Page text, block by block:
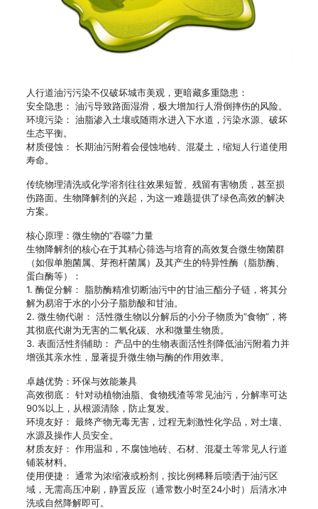
人行道油污污染不仅破坏城市美观，更暗藏多重隐患：
安全隐患： 油污导致路面湿滑，极大增加行人滑倒摔伤的风险。
环境污染： 油脂渗入土壤或随雨水进入下水道，污染水源、破坏
生态平衡。
材质侵蚀： 长期油污附着会侵蚀地砖、混凝土，缩短人行道使用
寿命。
传统物理清洗或化学溶剂往往效果短暂、残留有害物质，甚至损
伤路面。生物降解剂的兴起，为这一难题提供了绿色高效的解决
方案。
核心原理：微生物的“吞噬”力量
生物降解剂的核心在于其精心筛选与培育的高效复合微生物菌群
（如假单胞菌属、芽孢杆菌属）及其产生的特异性酶（脂肪酶、
蛋白酶等）：
1. 酶促分解： 脂肪酶精准切断油污中的甘油三酯分子链，将其分
解为易溶于水的小分子脂肪酸和甘油。
2. 微生物代谢： 活性微生物以分解后的小分子物质为“食物”，将
其彻底代谢为无害的二氧化碳、水和微量生物质。
3. 表面活性剂辅助： 产品中的生物表面活性剂降低油污附着力并
增强其亲水性，显著提升微生物与酶的作用效率。
卓越优势：环保与效能兼具
高效彻底： 针对动植物油脂、食物残渣等常见油污，分解率可达
90%以上，从根源清除，防止复发。
环境友好： 最终产物无毒无害，过程无刺激性化学品，对土壤、
水源及操作人员安全。
材质友好： 作用温和，不腐蚀地砖、石材、混凝土等常见人行道
铺装材料。
使用便捷： 通常为浓缩液或粉剂，按比例稀释后喷洒于油污区
域，无需高压冲刷，静置反应（通常数小时至24小时）后清水冲
洗或自然降解即可。